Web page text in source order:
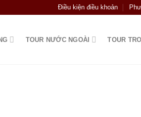
Điều kiện điều khoản
TOUR NƯỚC NGOÀI TOUR